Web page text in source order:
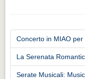
Concerto in MIAO
La Serenata
Serate Musicali: